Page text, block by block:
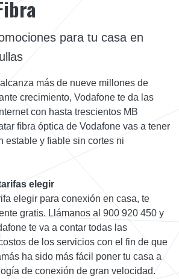
para tu casa en
más de nueve millones de
crecimiento, Vodafone te da las
con hasta trescientos MB
fibra óptica de Vodafone vas a tener
estable y fiable sin cortes ni
elegir
elegir para conexión en casa, te
gratis. Llámanos al 900 920 450 y
te va a contar todas las
de los servicios con el fin de que
ha sido más fácil poner tu casa a
de conexión de gran velocidad.